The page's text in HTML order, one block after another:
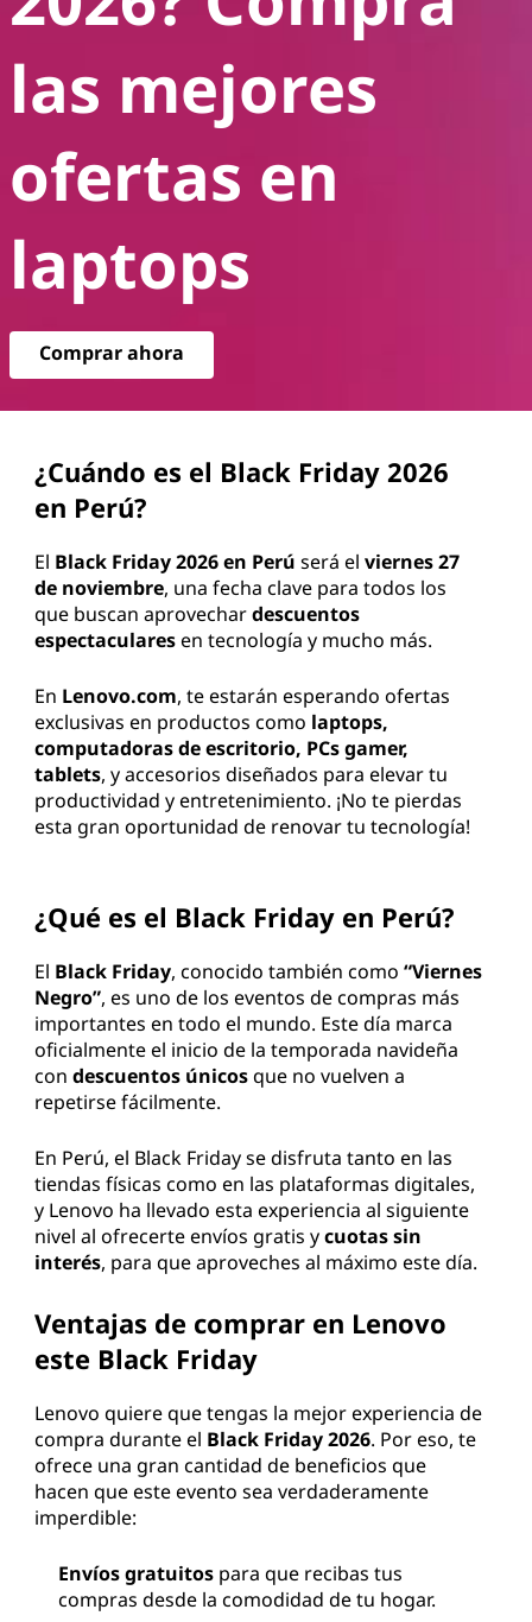
B
a
c
r
i
m
m
las mejores
ofertas en
laptops
Comprar ahora
¿Cuándo es el Black Friday 2026
en Perú?
El Black Friday 2026 en Perú será el viernes 27
de noviembre, una fecha clave para todos los
que buscan aprovechardescuentos
espectacularesen tecnología y mucho más.
En Lenovo.com, te estarán esperando ofertas
exclusivas en productos como laptops,
computadoras de escritorio, PCs gamer,
tablets, y accesorios diseñados para elevar tu
productividad y entretenimiento. ¡No te pierdas
esta gran oportunidad de renovar tu tecnología!
¿Qué es el Black Friday en Perú?
El Black Friday, conocido también como “Viernes
Negro”, es uno de los eventos de compras más
importantes en todo el mundo. Este día marca
oficialmente el inicio de la temporada navideña
con descuentos únicosque no vuelven a
repetirse fácilmente.
En Perú, el Black Friday se disfruta tanto en las
tiendas físicas como en las plataformas digitales,
y Lenovo ha llevado esta experiencia al siguiente
nivel al ofrecerte envíos gratis ycuotas sin
interés, para que aproveches al máximo este día.
Ventajas de comprar en Lenovo
este Black Friday
Lenovo quiere que tengas la mejor experiencia de
compra durante el Black Friday 2026. Por eso, te
ofrece una gran cantidad de beneficios que
hacen que este evento sea verdaderamente
imperdible:
Envíos gratuitos para que recibas tus
compras desde la comodidad de tu hogar.